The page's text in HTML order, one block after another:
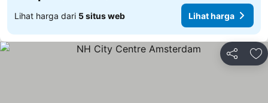
Lihat harga dari 5 situs web Lihat harga
Bagikan